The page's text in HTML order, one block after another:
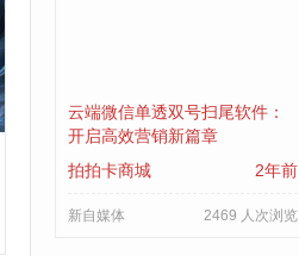
云端微信单透双号扫尾软件：
开启高效营销新篇章
拍拍卡商城
2年前
新自媒体 2469 人次浏览